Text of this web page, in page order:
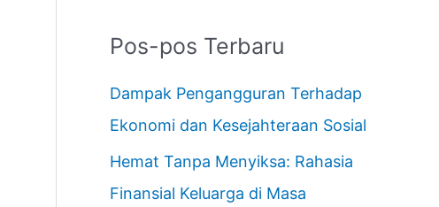
Pos-pos Terbaru
Dampak Pengangguran Terhadap
Ekonomi dan Kesejahteraan Sosial
Hemat Tanpa Menyiksa: Rahasia
Finansial Keluarga di Masa